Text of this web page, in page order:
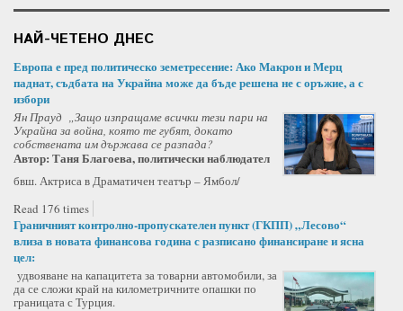
НАЙ-ЧЕТЕНО ДНЕС
Европа е пред политическо земетресение: Ако Макрон и Мерц
паднат, съдбата на Украйна може да бъде решена не с оръжие, а с
избори
Ян Прауд „Защо изпращаме всички тези пари на
Украйна за война, която те губят, докато
собствената им държава се разпада?
Автор: Таня Благоева, политически наблюдател
бвш. Актриса в Драматичен театър – Ямбол/
Read 176 times
Граничният контролно-пропускателен пункт (ГКПП) „Лесово“
влиза в новата финансова година с разписано финансиране и ясна
цел:
удвояване на капацитета за товарни автомобили, за
да се сложи край на километричните опашки по
границата с Турция.